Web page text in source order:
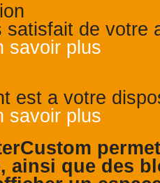
satisfait de votre
savoir plus
est a votre
savoir plus
ainsi que des